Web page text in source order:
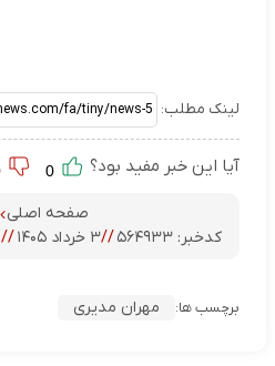
لینک مطلب:
آیا این خبر مفید بود؟
صفحه اصلی
کدخبر: ۵۶۴۹۳۳ //۳ خرداد ۱۴۰۵ //
برچسب ها: مهران مدیری